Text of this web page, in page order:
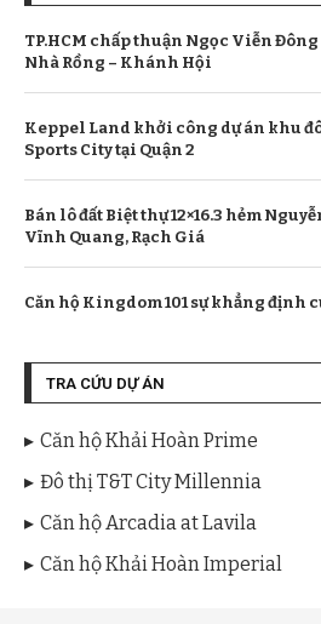
TP.HCM chấp thuận Ngọc Viễn
Nhà Rồng – Khánh Hội
Keppel Land khởi công dự án khu
Sports City tại Quận 2
Bán lô đất Biệt thự 12×16.3 hẻm
Vĩnh Quang, Rạch Giá
Căn hộ Kingdom 101 sự khẳng định
TRA CỨU DỰ ÁN
Căn hộ Khải Hoàn Prime
Đô thị T&T City Millennia
Căn hộ Arcadia at Lavila
Căn hộ Khải Hoàn Imperial